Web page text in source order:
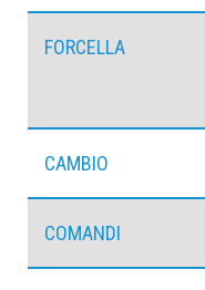
FORCELLA
CAMBIO
COMANDI